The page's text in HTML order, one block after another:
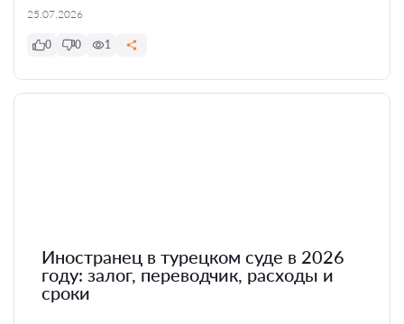
25.07.2026
0 0 1
Иностранец в турецком суде в 2026
году: залог, переводчик, расходы и
сроки